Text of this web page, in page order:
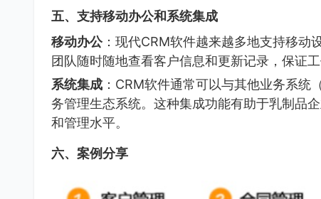
五、支持移动办公和系统集成
移动办公：现代CRM软件越来越多地支持移动
团队随时随地查看客户信息和更新记录，保证工
系统集成 ：CRM软件通常可以与其他业务系统
务管理生态系统。这种集成功能有助于乳制品
和管理水平。
六、案例分享